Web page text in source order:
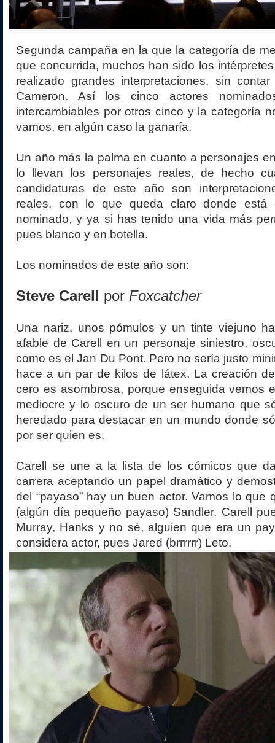
Segunda campaña en la que la categoría de
que concurrida, muchos han sido los
realizado grandes interpretaciones, sin
Cameron. Así los cinco actores
intercambiables por otros cinco y la categoría
vamos, en algún caso la ganaría.
Un año más la palma en cuanto a personajes
lo llevan los personajes reales, de hecho
candidaturas de este año son
reales, con lo que queda claro donde está
nominado, y ya si has tenido una vida más
pues blanco y en botella.
Los nominados de este año son:
Steve Carell por Foxcatcher
Una nariz, unos pómulos y un tinte viejuno
afable de Carell en un personaje siniestro,
como es el Jan Du Pont. Pero no sería justo
hace a un par de kilos de látex. La creación
cero es asombrosa, porque enseguida vemos
mediocre y lo oscuro de un ser humano que
heredado para destacar en un mundo donde
por ser quien es.
Carell se une a la lista de los cómicos que
carrera aceptando un papel dramático y
del “payaso” hay un buen actor. Vamos lo que
(algún día pequeño payaso) Sandler. Carell
Murray, Hanks y no sé, alguien que era un
considera actor, pues Jared (brrrrrr) Leto.